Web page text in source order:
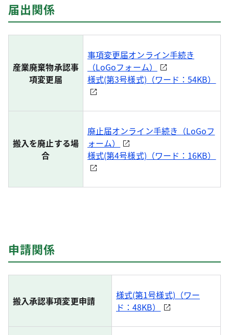
届出関係
産業廃棄物承認事
項変更届
事項変更届オンライン手続き
（LoGoフォーム）
様式(第3号様式)（ワード：54KB）
搬入を廃止する場
合
廃止届オンライン手続き（LoGoフ
ォーム）
様式(第4号様式)（ワード：16KB）
申請関係
搬入承認事項変更申請
様式(第1号様式)（ワー
ド：48KB）